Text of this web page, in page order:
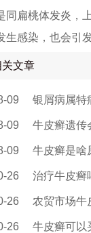
同扁桃体发炎，
生感染，也会引
关文章
09 银屑病属特
09 牛皮癣遗传
09 牛皮癣是啥
26 治疗牛皮癣
26 农贸市场牛
26 牛皮癣可以